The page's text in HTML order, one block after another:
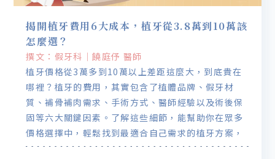
揭開植牙費用6大成本，植牙從3.8萬到10萬該
怎麼選？
撰文：假牙科｜饒庭伃 醫師
植牙價格從3萬多到10萬以上差距這麼大，到底貴在
哪裡？植牙的費用，其實包含了植體品牌、假牙材
質、補骨補肉需求、手術方式、醫師經驗以及術後保
固等六大關鍵因素。了解這些細節，能幫助你在眾多
價格選擇中，輕鬆找到最適合自己需求的植牙方案，
不再擔心踩到雷，也不會花冤枉錢。